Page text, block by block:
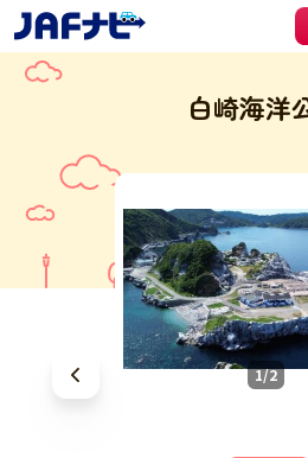
白崎海洋
1/2